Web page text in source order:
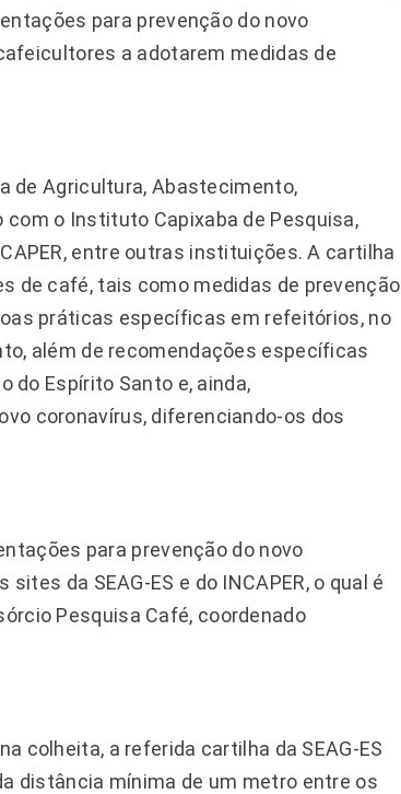
para prevenção do novo
a adotarem medidas de
de Agricultura, Abastecimento,
o Instituto Capixaba de Pesquisa,
entre outras instituições. A cartilha
de café, tais como medidas de prevenção
práticas específicas em refeitórios, no
além de recomendações específicas
do Espírito Santo e, ainda,
coronavírus, diferenciando-os dos
para prevenção do novo
da SEAG-ES e do INCAPER, o qual é
Pesquisa Café, coordenado
colheita, a referida cartilha da SEAG-ES
distância mínima de um metro entre os